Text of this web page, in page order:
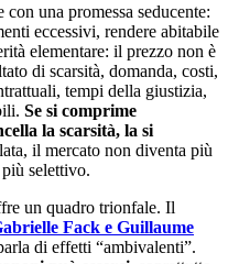
con una promessa seducente:
eccessivi, rendere abitabile
elementare: il prezzo non è
di scarsità, domanda, costi,
tempi della giustizia,
Se si comprime
la scarsità, la si
il mercato non diventa più
selettivo.
un quadro trionfale. Il
Fack e Guillaume
di effetti “ambivalenti”.